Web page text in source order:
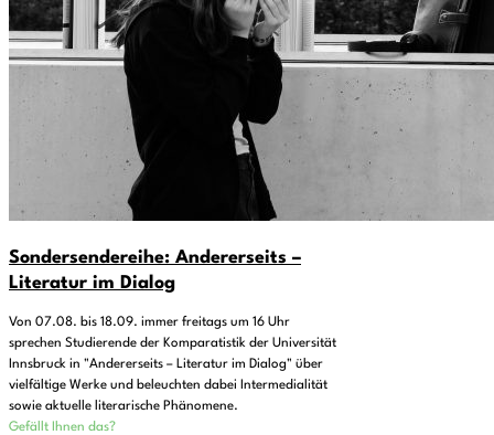
Sondersendereihe: Andererseits –
Literatur im Dialog
Von 07.08. bis 18.09. immer freitags um 16 Uhr
sprechen Studierende der Komparatistik der Universität
Innsbruck in "Andererseits – Literatur im Dialog" über
vielfältige Werke und beleuchten dabei Intermedialität
sowie aktuelle literarische Phänomene.
Gefällt Ihnen das?